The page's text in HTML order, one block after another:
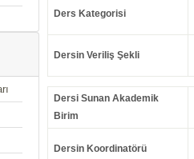
Ders Kategorisi
Dersin Veriliş Şekli
Dersi Sunan Akademik
Birim
Dersin Koordinatörü